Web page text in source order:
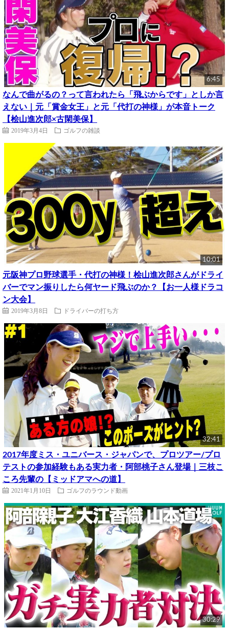
6:45
なんで曲がるの？って言われたら「飛ぶからです」としか言
えない｜元「賞金女王」と元「代打の神様」が本音トーク
【桧山進次郎×古閑美保】
2019年3月4日 ゴルフの雑談
10:01
元阪神プロ野球選手・代打の神様！桧山進次郎さんがドライ
バーでマン振りしたら何ヤード飛ぶのか？【お一人様ドラコ
ン大会】
2019年3月8日 ドライバーの打ち方
32:41
2017年度ミス・ユニバース・ジャパンで、プロツアー/プロ
テストの参加経験もある実力者・阿部桃子さん登場｜三枝こ
ころ先輩の【ミッドアマへの道】
2021年1月10日 ゴルフのラウンド動画
30:29